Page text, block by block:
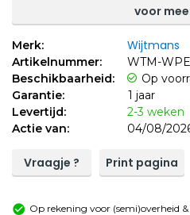
voor
Merk: Wijtmans
Artikelnummer:
WTM-
Beschikbaarheid:
Op
Garantie:
1 jaar
Levertijd:
2-3 weken
Actie van:
04/08/
Vraagje ? Print pagina
Op rekening voor (semi)overheid